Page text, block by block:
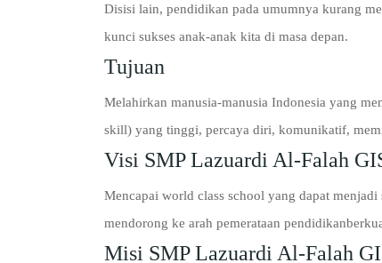
Disisi lain, pendidikan pada umumnya kurang
kunci sukses anak-anak kita di masa depan.
Tujuan
Melahirkan manusia-manusia Indonesia yang
skill) yang tinggi, percaya diri, komunikatif,
Visi SMP Lazuardi Al-Falah
Mencapai world class school yang dapat
mendorong ke arah pemerataan
Misi SMP Lazuardi Al-Falah